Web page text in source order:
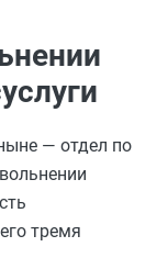
— отдел по
тремя